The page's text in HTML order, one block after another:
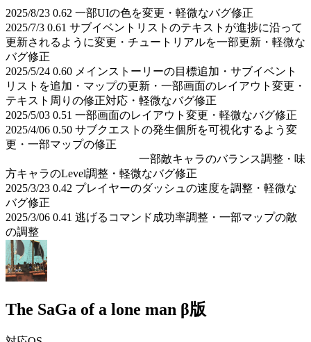
2025/8/23 0.62 一部UIの色を変更・軽微なバグ修正
2025/7/3 0.61 サブイベントリストのテキストが進捗に沿って
更新されるように変更・チュートリアルを一部更新・軽微な
バグ修正
2025/5/24 0.60 メインストーリーの目標追加・サブイベント
リストを追加・マップの更新・一部画面のレイアウト変更・
テキスト周りの修正対応・軽微なバグ修正
2025/5/03 0.51 一部画面のレイアウト変更・軽微なバグ修正
2025/4/06 0.50 サブクエストの発生個所を可視化するよう変
更・一部マップの修正
一部敵キャラのバランス調整・味
方キャラのLevel調整・軽微なバグ修正
2025/3/23 0.42 プレイヤーのダッシュの速度を調整・軽微な
バグ修正
2025/3/06 0.41 逃げるコマンド成功率調整・一部マップの敵
の調整
The SaGa of a lone man β版